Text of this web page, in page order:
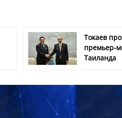
Токаев
премьер-
Таиланда